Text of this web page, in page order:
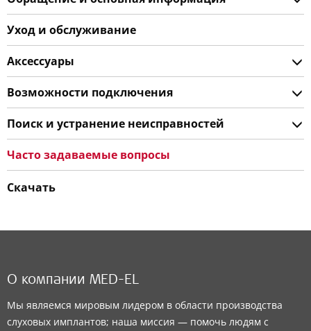
Уход и обслуживание
Аксессуары
Возможности подключения
Поиск и устранение неисправностей
Часто задаваемые вопросы
Скачать
О компании MED-EL
Мы являемся мировым лидером в области производства
слуховых имплантов; наша миссия — помочь людям с